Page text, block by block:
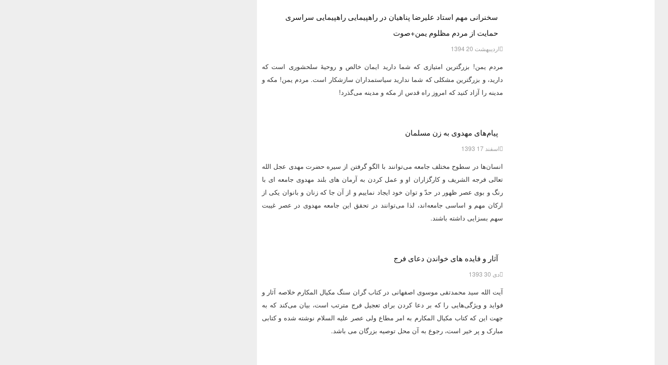
سخنرانی مهم استاد علیرضا پناهیان در راهپیمایی راهپیمایی سراسری
حمایت از مردم مظلوم یمن+صوت
ارديبهشت 20 1394
مردم یمن! بزرگترین امتیازی که شما دارید ایمان خالص و روحیۀ سلحشوری است که
دارید، و بزرگترین مشکلی که شما ندارید سیاستمداران سازشکار است. مردم یمن!‌ مکه و
مدینه را آزاد کنید که امروز راه قدس از مکه و مدینه می‌گذرد!
پیام‌های مهدوی به زن مسلمان
اسفند 17 1393
انسان‌ها در سطوح مختلف جامعه می‌توانند با الگو گرفتن از سیره حضرت مهدی عجل الله
تعالی فرجه الشریف و کارگزاران او و عمل کردن به آرمان های بلند مهدوی جامعه ای با
رنگ و بوی عصر ظهور در حدّ و توان خود ایجاد نماییم و از آن جا که زنان و بانوان یکی از
ارکان مهم و اساسی جامعه‌اند، لذا می‌توانند در تحقق این جامعه مهدوی در عصر غیبت
سهم بسزایی داشته باشند.
آثار و فایده های خواندن دعای فرج
دی 30 1393
آیت الله سید محمدتقی موسوی اصفهانی در کتاب گران سنگ مکیال المکارم خلاصه آثار و
فواید و ویژگی‌هایی را که بر دعا کردن برای تعجیل فرج مترتب است، بیان می‌کند که به
جهت این که کتاب مکیال المکارم به امر مطاع ولی عصر علیه السلام نوشته شده و کتابی
مبارک و پر خیر است، رجوع به آن محل توصیه بزرگان می باشد.